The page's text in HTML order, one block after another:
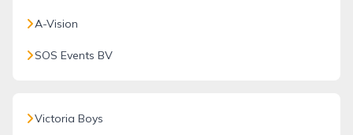
A-Vision
SOS Events BV
Victoria Boys